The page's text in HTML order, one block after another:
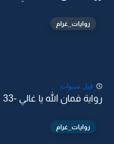
روايات_غرام
قبل سنوات
رواية فمان الله يا غالي -33
روايات_غرام